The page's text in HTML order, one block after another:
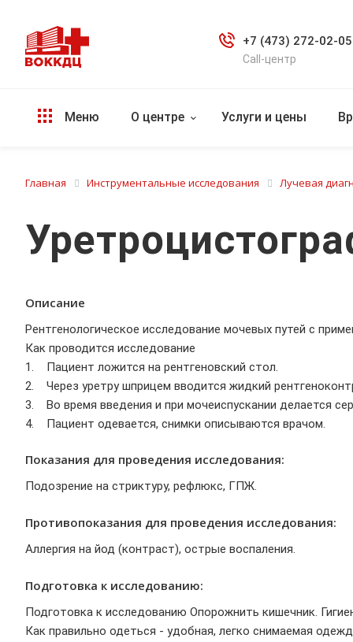
+7 (473) 272-02-05
Call-центр
Меню О центре Услуги и цены
Главная Инструментальные исследования Лучевая
Описание
Рентгенологическое исследование мочевых путей с
Как проводится исследование
1. Пациент ложится на рентгеновский стол.
2. Через уретру шприцем вводится жидкий
3. Во время введения и при мочеиспускании делается
4. Пациент одевается, снимки описываются врачом.
Показания для проведения исследования:
Подозрение на стриктуру, рефлюкс, ГПЖ.
Противопоказания для проведения исследования:
Аллергия на йод (контраст), острые воспаления.
Подготовка к исследованию:
Подготовка к исследованию Опорожнить кишечник.
Как правильно одеться - удобная, легко снимаемая